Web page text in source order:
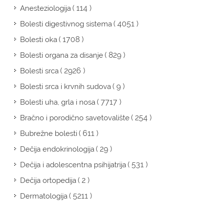
Anesteziologija( 114 )
Bolesti digestivnog sistema( 4051 )
Bolesti oka( 1708 )
Bolesti organa za disanje( 829 )
Bolesti srca( 2926 )
Bolesti srca i krvnih sudova( 9 )
Bolesti uha, grla i nosa( 7717 )
Bračno i porodično savetovalište( 254 )
Bubrežne bolesti( 611 )
Dečija endokrinologija( 29 )
Dečija i adolescentna psihijatrija( 531 )
Dečija ortopedija( 2 )
Dermatologija( 5211 )